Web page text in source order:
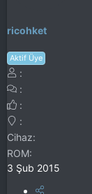
ricohket
Aktif Üye
Cihaz
ROM
3 Şub 2015